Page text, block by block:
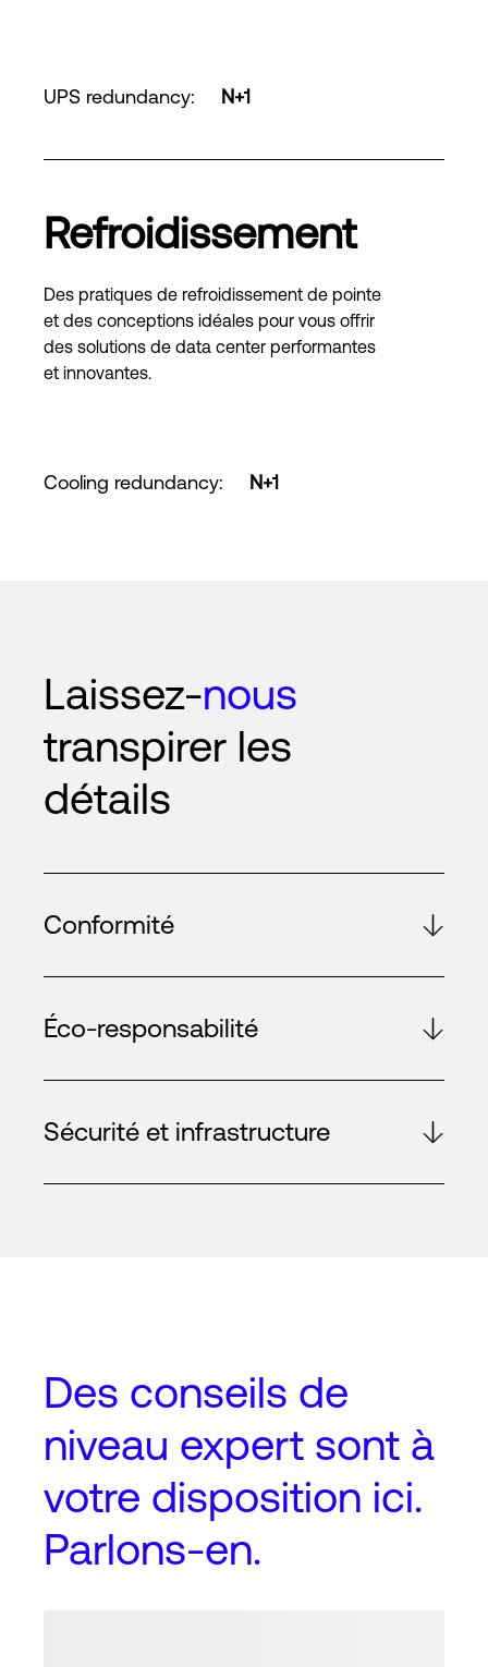
UPS redundancy: N+1
Refroidissement
Des pratiques de refroidissement de pointe
et des conceptions idéales pour vous offrir
des solutions de data center performantes
et innovantes.
Cooling redundancy: N+1
Laissez-nous
transpirer les
détails
Conformité
Éco-responsabilité
Sécurité et infrastructure
Des conseils de
niveau expert sont à
votre disposition ici.
Parlons-en.